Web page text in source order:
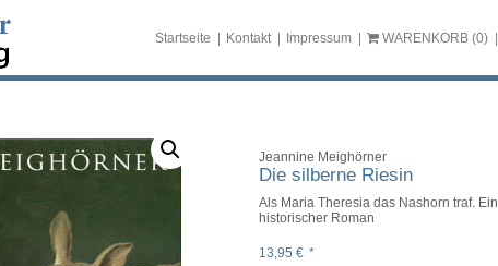
Startseite Kontakt Impressum WARENKORB (0)
Jeannine Meighörner
Die silberne Riesin
Als Maria Theresia das Nashorn traf. Ein
historischer Roman
13,95 € *